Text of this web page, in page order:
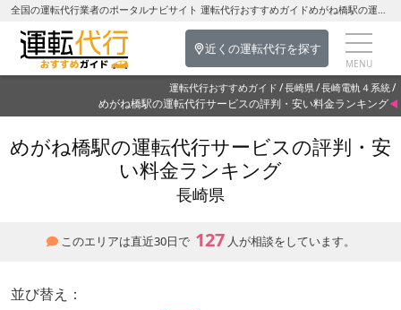
全国の運転代行業者のポータルナビサイト 運転代行おすすめガイドめがね橋駅の運転代行を探す-長崎県の運転代行
近くの運転代行を探す
運転代行おすすめガイド 長崎県 長崎電軌４系統
めがね橋駅の運転代行サービスの評判・安い料金ランキング
めがね橋駅の運転代行サービスの評判・安
い料金ランキング
長崎県
このエリアは直近30日で 127 人が相談をしています。
並び替え：